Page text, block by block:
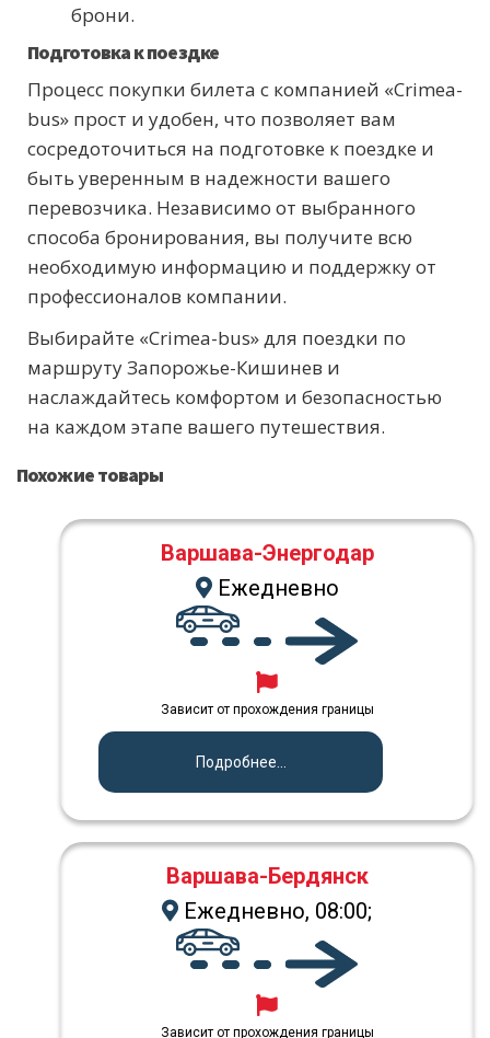
брони.
Подготовка к поездке
Процесс покупки билета с компанией «Crimea-
bus» прост и удобен, что позволяет вам
сосредоточиться на подготовке к поездке и
быть уверенным в надежности вашего
перевозчика. Независимо от выбранного
способа бронирования, вы получите всю
необходимую информацию и поддержку от
профессионалов компании.
Выбирайте «Crimea-bus» для поездки по
маршруту Запорожье-Кишинев и
наслаждайтесь комфортом и безопасностью
на каждом этапе вашего путешествия.
Похожие товары
Варшава-Энергодар
Ежедневно
Зависит от прохождения границы
Подробнее...
Варшава-Бердянск
Ежедневно, 08:00;
Зависит от прохождения границы